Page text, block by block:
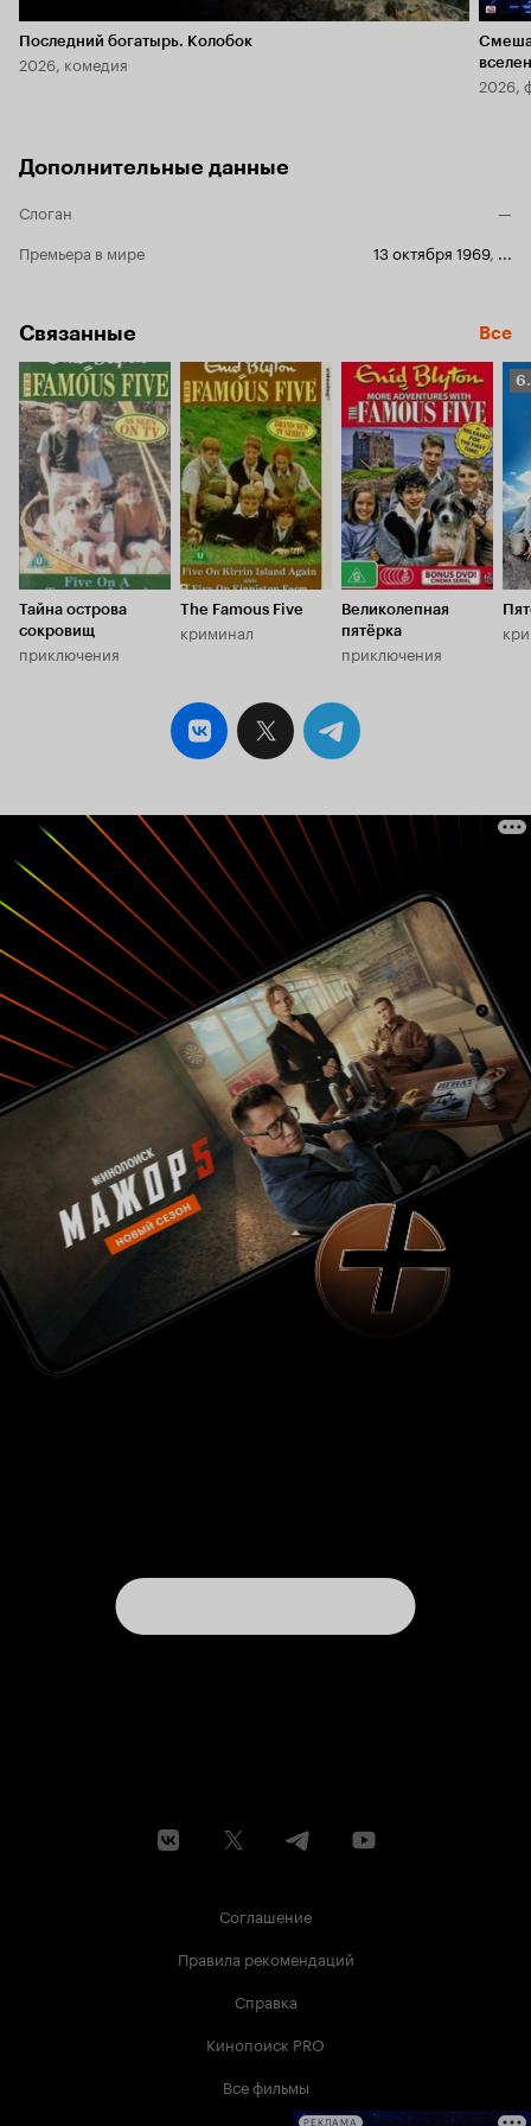
Последний богатырь. Колобок
2026, комедия
2026,
Дополнительные данные
Слоган
—
Премьера в мире
13 октября 1969, ...
Связанные Все
Тайна острова
сокровищ
приключения
The Famous Five
криминал
Великолепная
пятёрка
приключения
Соглашение
Правила рекомендаций
Справка
Кинопоиск PRO
Все фильмы
РЕКЛАМА